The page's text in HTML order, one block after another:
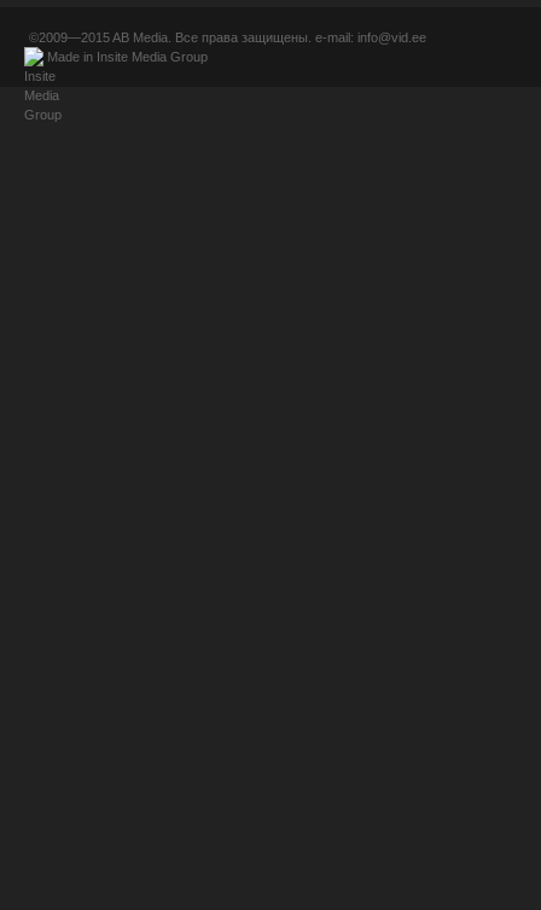
©2009—2015AB Media . Все права защищены. e-mail: info@vid.ee
Made in Insite Media Group